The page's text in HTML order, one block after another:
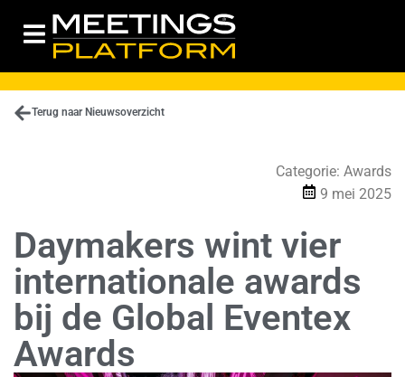
Terug naar Nieuwsoverzicht
Categorie: Awards
9 mei 2025
Daymakers wint vier
internationale awards
bij de Global Eventex
Awards